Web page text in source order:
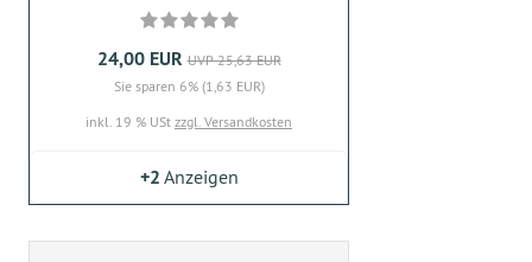
24,00 EUR UVP 25,63 EUR
Sie sparen 6% (1,63 EUR)
inkl. 19 % USt zzgl. Versandkosten
+2 Anzeigen